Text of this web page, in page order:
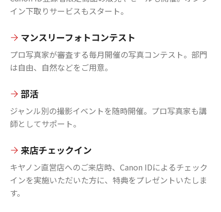
イン下取りサービスもスタート。
マンスリーフォトコンテスト
プロ写真家が審査する毎月開催の写真コンテスト。部門
は自由、自然などをご用意。
部活
ジャンル別の撮影イベントを随時開催。プロ写真家も講
師としてサポート。
来店チェックイン
キヤノン直営店へのご来店時、Canon IDによるチェック
インを実施いただいた方に、特典をプレゼントいたしま
す。